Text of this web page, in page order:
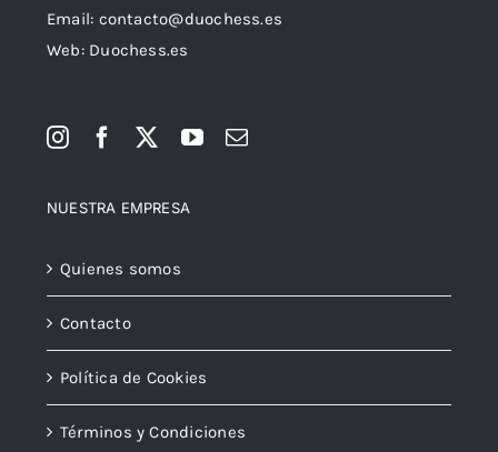
Email: contacto@duochess.es
Web: Duochess.es
NUESTRA EMPRESA
Quienes somos
Contacto
Política de Cookies
Términos y Condiciones